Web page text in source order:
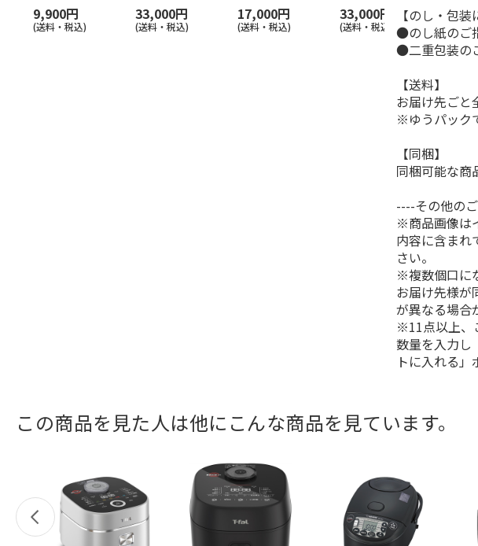
9,900円
(送料・税込)
33,000円
(送料・税込)
17,000円
(送料・税込)
33,000円
(送料・税込) (送料・
【のし・包装
●のし紙のご
●二重包装の
【送料】
お届け先ごと
※ゆうパック
【同梱】
同梱可能な商
----その他の
※商品画像は
内容に含まれ
さい。
※複数個口に
お届け先様が
が異なる場合
※11点以上、
数量を入力し
トに入れる」
この商品を見た人は他にこんな商品を見ています。